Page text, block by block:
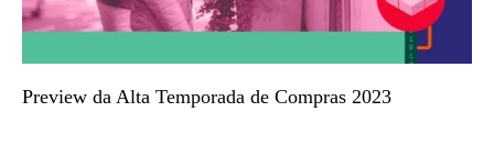
Preview da Alta Temporada de Compras 2023